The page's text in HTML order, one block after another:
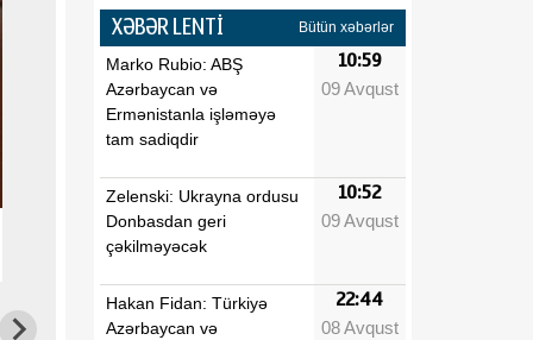
XƏBƏR LENTİ Bütün xəbərlər
Marko Rubio: ABŞ
Azərbaycan və
Ermənistanla işləməyə
tam sadiqdir
10:59
09 Avqust
Zelenski: Ukrayna ordusu
Donbasdan geri
çəkilməyəcək
10:52
09 Avqust
Hakan Fidan: Türkiyə
Azərbaycan və
22:44
08 Avqust